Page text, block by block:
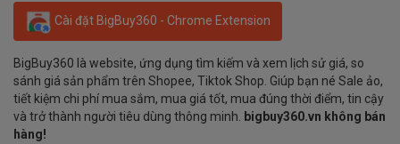
Cài đặt BigBuy360 - Chrome Extension
BigBuy360 là website, ứng dụng tìm kiếm và xem lịch sử giá, so
sánh giá sản phẩm trên Shopee, Tiktok Shop. Giúp bạn né Sale ảo,
tiết kiệm chi phí mua sắm, mua giá tốt, mua đúng thời điểm, tin cậy
và trở thành người tiêu dùng thông minh. bigbuy360.vn không bán
hàng!